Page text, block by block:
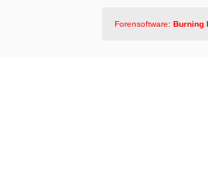
Forensoftware: Burning